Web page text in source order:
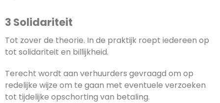
3 Solidariteit
Tot zover de theorie. In de praktijk roept iedereen op
tot solidariteit en billijkheid.
Terecht wordt aan verhuurders gevraagd om op
redelijke wijze om te gaan met eventuele verzoeken
tot tijdelijke opschorting van betaling.